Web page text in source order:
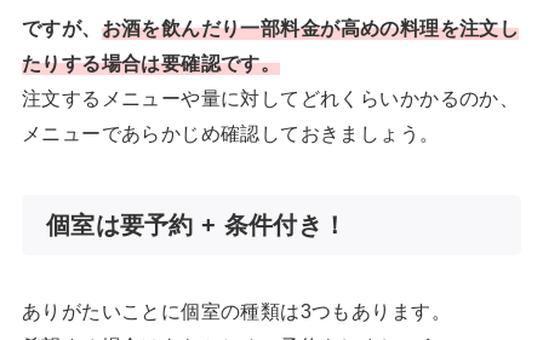
ですが、 お酒を飲んだり一部料金が高めの料理を注文し
たりする場合は要確認です。
注文するメニューや量に対してどれくらいかかるのか、
メニューであらかじめ確認しておきましょう。
個室は要予約 + 条件付き！
ありがたいことに個室の種類は3つもあります。